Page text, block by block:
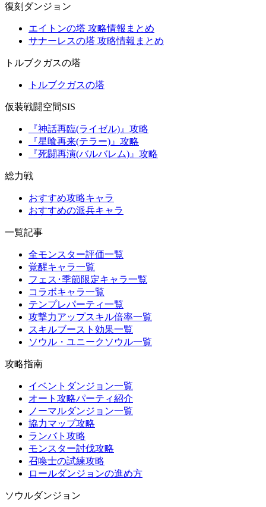
復刻ダンジョン
エイトンの塔 攻略情報まとめ
サナーレスの塔 攻略情報まとめ
トルブクガスの塔
トルブクガスの塔
仮装戦闘空間SIS
『神話再臨(ライゼル)』攻略
『星喰再来(テラー)』攻略
『死闘再演(バルバレム)』攻略
総力戦
おすすめ攻略キャラ
おすすめの派兵キャラ
一覧記事
全モンスター評価一覧
覚醒キャラ一覧
フェス･季節限定キャラ一覧
コラボキャラ一覧
テンプレパーティ一覧
攻撃力アップスキル倍率一覧
スキルブースト効果一覧
ソウル・ユニークソウル一覧
攻略指南
イベントダンジョン一覧
オート攻略パーティ紹介
ノーマルダンジョン一覧
協力マップ攻略
ランバト攻略
モンスター討伐攻略
召喚士の試練攻略
ロールダンジョンの進め方
ソウルダンジョン